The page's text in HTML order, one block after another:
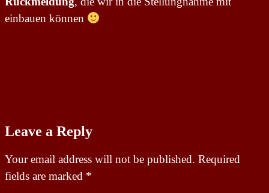
einbauen können
Leave a Reply
Your email address will not be published. Required
fields are marked *